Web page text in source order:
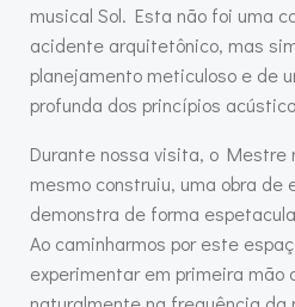
musical Sol. Esta não foi uma
acidente arquitetônico, mas
planejamento meticuloso e de
profunda dos princípios
Durante nossa visita, o Mestre
mesmo construiu, uma obra
demonstra de forma
Ao caminharmos por este
experimentar em primeira mão